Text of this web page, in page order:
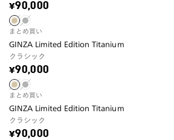
¥90,000
まとめ買い
GINZA Limited Edition Titanium
クラシック
¥90,000
まとめ買い
GINZA Limited Edition Titanium
クラシック
¥90,000